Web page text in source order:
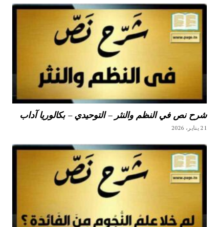
شرح نص في النظم والنثر – التوحيدي – بكالوريا آداب
21 يناير، 2026